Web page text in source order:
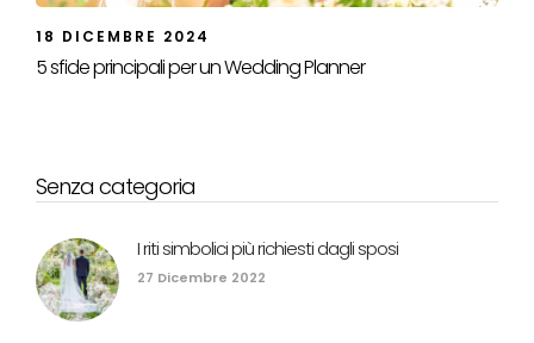
18 DICEMBRE 2024
5 sfide principali per un Wedding Planner
Senza categoria
I riti simbolici più richiesti dagli sposi
27 Dicembre 2022